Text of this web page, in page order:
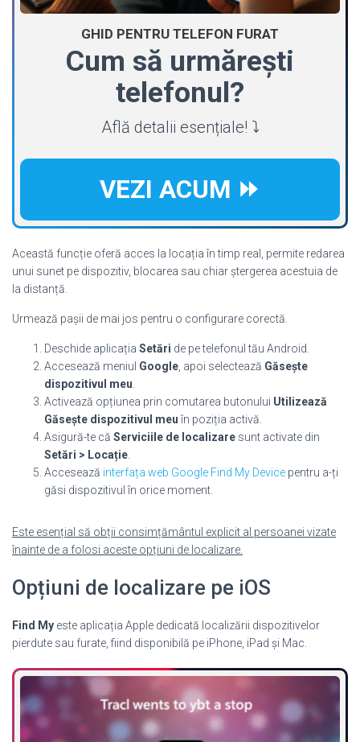
GHID PENTRU TELEFON FURAT
Cum să urmărești
telefonul?
Află detalii esențiale! ⤵️
VEZI ACUM ⏩
Această funcție oferă acces la locația în timp real, permite redarea
unui sunet pe dispozitiv, blocarea sau chiar ștergerea acestuia de
la distanță.
Urmează pașii de mai jos pentru o configurare corectă.
Deschide aplicația Setări de pe telefonul tău Android.
Accesează meniul Google , apoi selectează Găsește
dispozitivul meu
Activează opțiunea prin comutarea butonului Utilizează
Găsește dispozitivul meu în poziția activă.
Asigură-te că Serviciile de localizare sunt activate din
Setări > Locație
Accesează interfața web Google Find My Device pentru a-ți
găsi dispozitivul în orice moment.
Este esențial să obții consimțământul explicit al persoanei vizate
înainte de a folosi aceste opțiuni de localizare.
Opțiuni de localizare pe iOS
Find My este aplicația Apple dedicată localizării dispozitivelor
pierdute sau furate, fiind disponibilă pe iPhone, iPad și Mac.